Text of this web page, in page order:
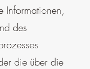
Informationen,
des
die über die